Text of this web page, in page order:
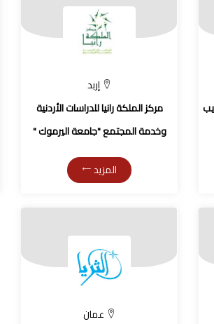
إربد
مركز الملكة رانيا للدراسات الأردنية
وخدمة المجتمع "جامعة اليرموك "
المزيد
عمان